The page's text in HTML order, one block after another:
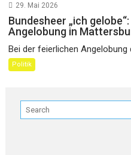
29. Mai 2026
Bundesheer „ich
Angelobung in
Bei der feierlichen Angelobung
Politik